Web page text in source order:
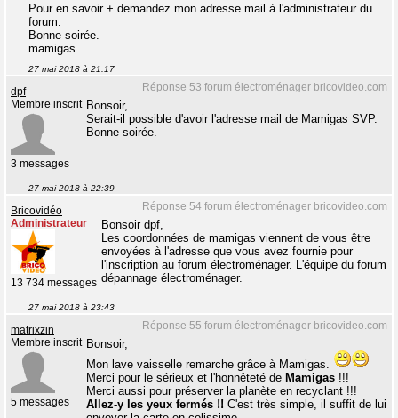
Pour en savoir + demandez mon adresse mail à l'administrateur du
forum.
Bonne soirée.
mamigas
27 mai 2018 à 21:17
Réponse 53 forum électroménager bricovideo.com
dpf
Membre inscrit
3 messages
Bonsoir,
Serait-il possible d'avoir l'adresse mail de Mamigas SVP.
Bonne soirée.
27 mai 2018 à 22:39
Réponse 54 forum électroménager bricovideo.com
Bricovidéo
Administrateur
13 734 messages
Bonsoir dpf,
Les coordonnées de mamigas viennent de vous être
envoyées à l'adresse que vous avez fournie pour
l'inscription au forum électroménager. L'équipe du forum
dépannage électroménager.
27 mai 2018 à 23:43
Réponse 55 forum électroménager bricovideo.com
matrixzin
Membre inscrit
5 messages
Bonsoir,
Mon lave vaisselle remarche grâce à Mamigas.
Merci pour le sérieux et l'honnêteté de Mamigas !!!
Merci aussi pour préserver la planète en recyclant !!!
Allez-y les yeux fermés !! C'est très simple, il suffit de lui